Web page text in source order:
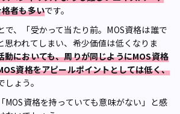
者も多いです。
、「受かって当たり前。MOS資格は誰で
思われてしまい、希少価値は低くなりま
動においても、周りが同じようにMOS資格
資格をアピールポイントとしては低く、
しょう。
資格を持っていても意味がない」と感